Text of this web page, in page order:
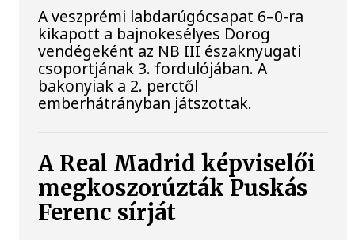
A veszprémi labdarúgócsapat 6–0-ra
kikapott a bajnokesélyes Dorog
vendégeként az NB III északnyugati
csoportjának 3. fordulójában. A
bakonyiak a 2. perctől
emberhátrányban játszottak.
A Real Madrid képviselői
megkoszorúzták Puskás
Ferenc sírját